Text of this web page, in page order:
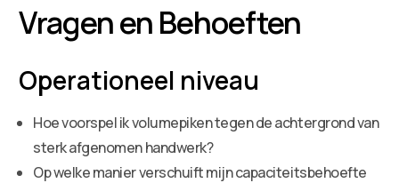
Vragen en Behoeften
Operationeel niveau
Hoe voorspel ik volumepiken tegen de achtergrond van
sterk afgenomen handwerk?
Op welke manier verschuift mijn capaciteitsbehoefte